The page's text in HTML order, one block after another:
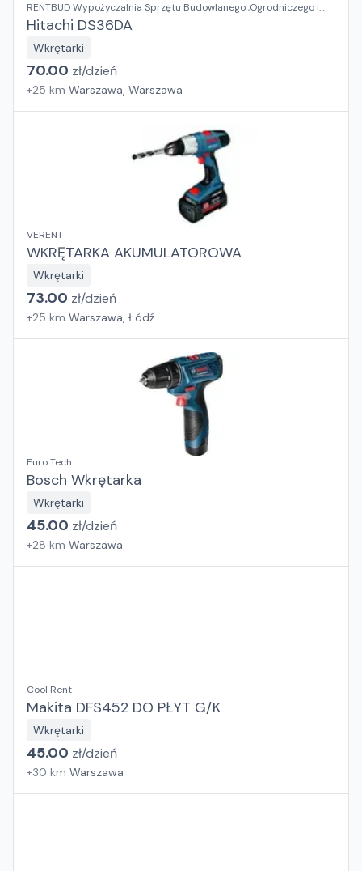
RENTBUD Wypożyczalnia Sprzętu Budowlanego ,Ogrodniczego i
Elektronarzędzi
Hitachi DS36DA
Wkrętarki
70.00 zł/dzień
+25 km Warszawa, Warszawa
VERENT
WKRĘTARKA AKUMULATOROWA
Wkrętarki
73.00 zł/dzień
+25 km Warszawa, Łódź
Euro Tech
Bosch Wkrętarka
Wkrętarki
45.00 zł/dzień
+28 km Warszawa
Cool Rent
Makita DFS452 DO PŁYT G/K
Wkrętarki
45.00 zł/dzień
+30 km Warszawa